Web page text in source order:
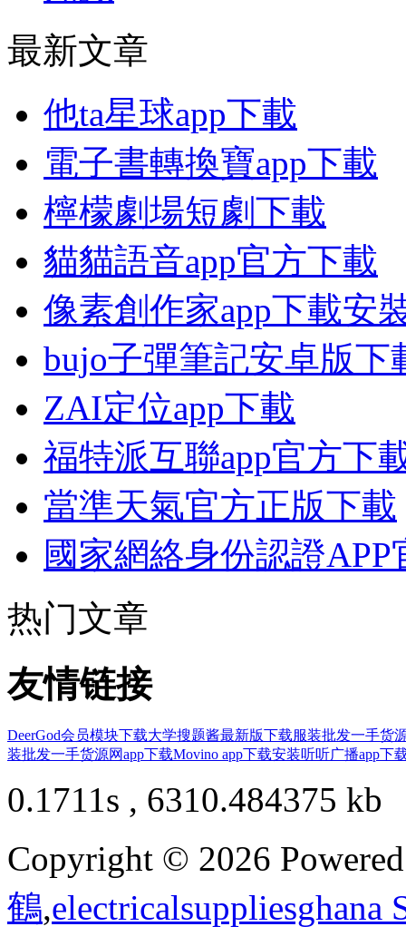
最新文章
他ta星球app下載
電子書轉換寶app下載
檸檬劇場短劇下載
貓貓語音app官方下載
像素創作家app下載安
bujo子彈筆記安卓版下
ZAI定位app下載
福特派互聯app官方下
當準天氣官方正版下載
國家網絡身份認證APP
热门文章
友情链接
DeerGod会员模块下载大学搜题酱最新版下载服装批发一手货
装批发一手货源网app下载Movino app下载安装听听广播app下
0.1711s , 6310.484375 kb
Copyright © 2026
鶴,electricalsuppliesghana